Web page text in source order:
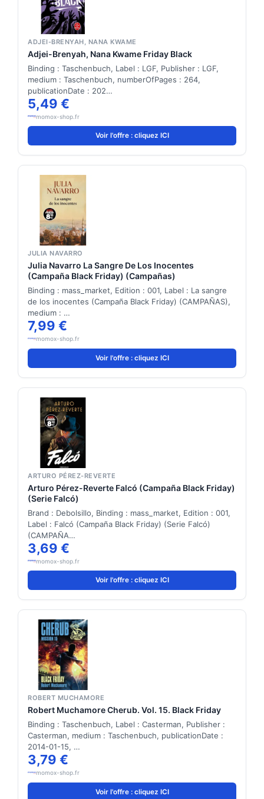
ADJEI-BRENYAH, NANA KWAME
Adjei-Brenyah, Nana Kwame Friday Black
Binding : Taschenbuch, Label : LGF, Publisher : LGF,
medium : Taschenbuch, numberOfPages : 264,
publicationDate : 202…
5,49 €
momox-shop.fr
Voir l'offre : cliquez ICI
JULIA NAVARRO
Julia Navarro La Sangre De Los Inocentes
(Campaña Black Friday) (Campañas)
Binding : mass_market, Edition : 001, Label : La sangre
de los inocentes (Campaña Black Friday) (CAMPAÑAS),
medium : …
7,99 €
momox-shop.fr
Voir l'offre : cliquez ICI
ARTURO PÉREZ-REVERTE
Arturo Pérez-Reverte Falcó (Campaña Black Friday)
(Serie Falcó)
Brand : Debolsillo, Binding : mass_market, Edition : 001,
Label : Falcó (Campaña Black Friday) (Serie Falcó)
(CAMPAÑA…
3,69 €
momox-shop.fr
Voir l'offre : cliquez ICI
ROBERT MUCHAMORE
Robert Muchamore Cherub. Vol. 15. Black Friday
Binding : Taschenbuch, Label : Casterman, Publisher :
Casterman, medium : Taschenbuch, publicationDate :
2014-01-15, …
3,79 €
momox-shop.fr
Voir l'offre : cliquez ICI